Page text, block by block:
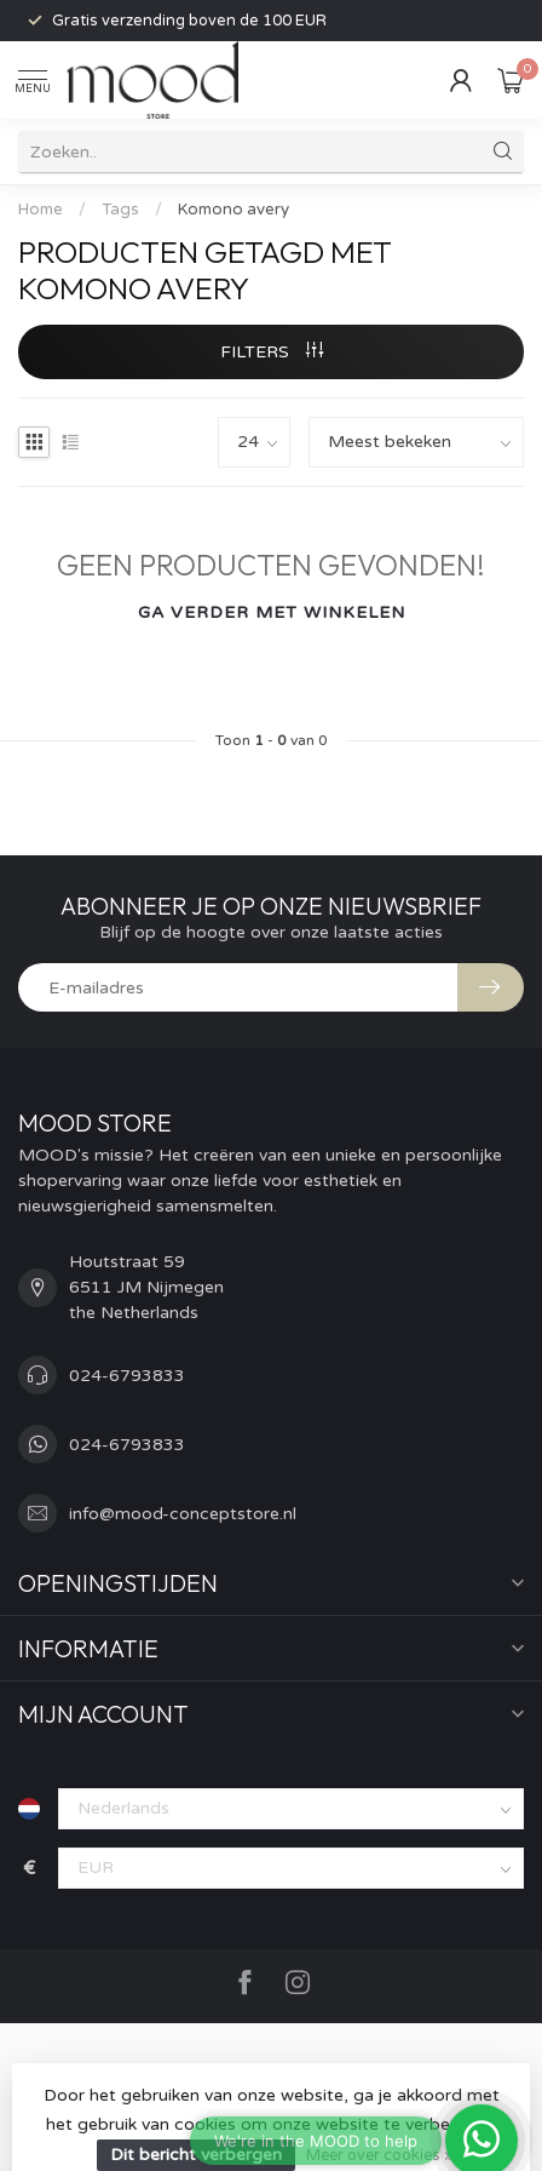
Gratis verzending boven de 100 EUR
MENU
0
Home / Tags / Komono avery
PRODUCTEN GETAGD MET
KOMONO AVERY
FILTERS
GEEN PRODUCTEN GEVONDEN!
GA VERDER MET WINKELEN
Toon 1 - 0van 0
ABONNEER JE OP ONZE NIEUWSBRIEF
Blijf op de hoogte over onze laatste acties
MOOD STORE
MOOD's missie? Het creëren van een unieke en persoonlijke
shopervaring waar onze liefde voor esthetiek en
nieuwsgierigheid samensmelten.
Houtstraat 59
6511 JM Nijmegen
the Netherlands
024-6793833
024-6793833
info@mood-conceptstore.nl
OPENINGSTIJDEN
INFORMATIE
MIJN ACCOUNT
€
© Copyright 2026 MOOD store- Powered byLightspeed-
Lightspeed designby Dyvelopment
Door het gebruiken van onze website, ga je akkoord met
het gebruik van cookies om onze website te verbeteren.
Dit bericht verbergen
Meer over cookies »